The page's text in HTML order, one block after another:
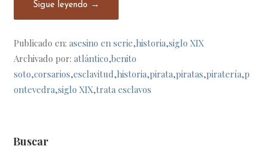
Sigue leyendo →
Publicado en:asesino en serie,historia,siglo XIX
Archivado por:atlántico,benito
soto,corsarios,esclavitud,historia,pirata,piratas,piratería,p
ontevedra,siglo XIX,trata esclavos
Buscar